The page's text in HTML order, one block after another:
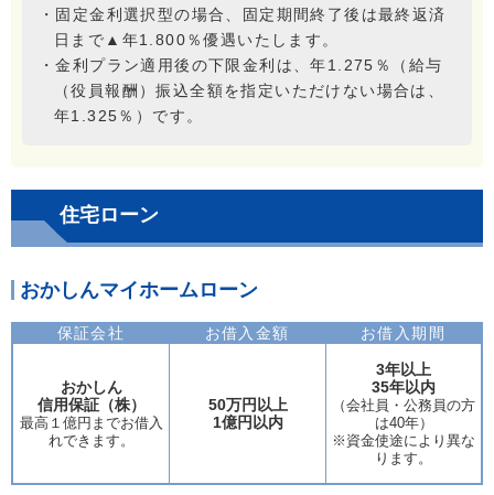
・固定金利選択型の場合、固定期間終了後は最終返済
日まで▲年1.800％優遇いたします。
・金利プラン適用後の下限金利は、年1.275％（給与
（役員報酬）振込全額を指定いただけない場合は、
年1.325％）です。
住宅ローン
おかしんマイホームローン
保証会社 お借入金額 お借入期間
おかしん
信用保証（株）
最高１億円までお借入
れできます。
50万円以上
1億円以内
3年以上
35年以内
（会社員・公務員の方
は40年）
※資金使途により異な
ります。